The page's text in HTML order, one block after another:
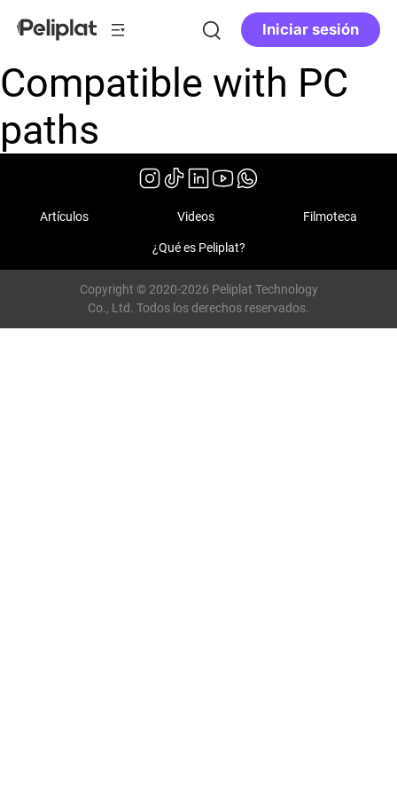
Iniciar sesión
Compatible with PC
paths
Artículos Videos Filmoteca
¿Qué es Peliplat?
Copyright © 2020-2026 Peliplat Technology
Co., Ltd. Todos los derechos reservados.